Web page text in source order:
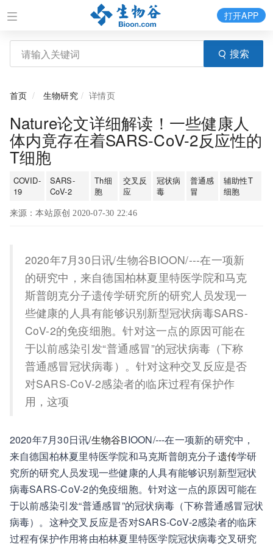
搜索
打开APP
首页 生物研究 详情页
Nature论文详细解读！一些健康人
体内竟存在着SARS-CoV-2反应性的
T细胞
COVID-
19
SARS-
CoV-2
Th细
胞
交叉反
应
冠状病
毒
普通感
冒
辅助性T
细胞
来源：本站原创 2020-07-30 22:46
2020年7月30日讯/生物谷BIOON/---在一项新
的研究中，来自德国柏林夏里特医学院和马克
斯普朗克分子遗传学研究所的研究人员发现一
些健康的人具有能够识别新型冠状病毒SARS-
CoV-2的免疫细胞。针对这一点的原因可能在
于以前感染引发“普通感冒”的冠状病毒（下称
普通感冒冠状病毒）。针对这种交叉反应是否
对SARS-CoV-2感染者的临床过程有保护作
用，这项
2020年7月30日讯/生物谷BIOON/---在一项新的研究中，
来自德国柏林夏里特医学院和马克斯普朗克分子遗传学研
究所的研究人员发现一些健康的人具有能够识别新型冠状
病毒SARS-CoV-2的免疫细胞。针对这一点的原因可能在
于以前感染引发“普通感冒”的冠状病毒（下称普通感冒冠状
病毒）。这种交叉反应是否对SARS-CoV-2感染者的临床
过程有保护作用将由柏林夏里特医学院冠状病毒交叉研究